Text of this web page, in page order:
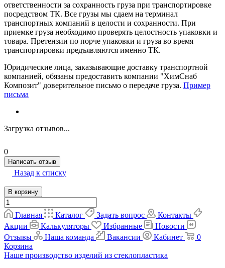
ответственности за сохранность груза при транспортировке
посредством ТК. Все грузы мы сдаем на терминал
транспортных компаний в целости и сохранности. При
приемке груза необходимо проверять целостность упаковки и
товара. Претензии по порче упаковки и груза во время
транспортировки предъявляются именно ТК.
Юридические лица, заказывающие доставку транспортной
компанией, обязаны предоставить компании "ХимСнаб
Композит" доверительное письмо о передаче груза. Пример
письма
Загрузка отзывов...
0
Написать отзыв
Назад к списку
В корзину
Главная Каталог Задать вопрос
Контакты
Акции
Калькуляторы Избранные
Новости
Отзывы
Наша команда Вакансии Кабинет
0
Корзина
Наше производство изделий из стеклопластика